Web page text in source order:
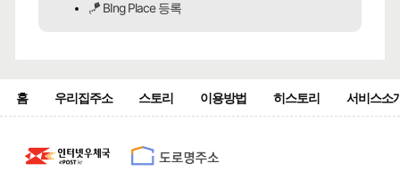
🪁 BIng Place 등록
홈 우리집주소 스토리 이용방법 히스토리 서비스소